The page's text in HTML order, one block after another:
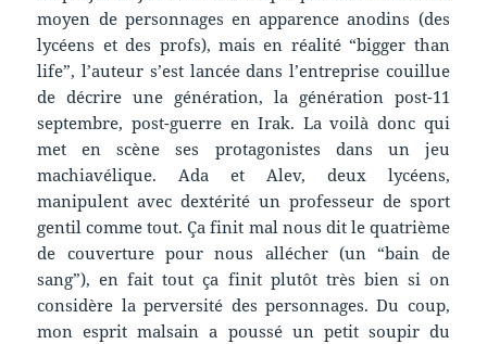
moyen de personnages en apparence anodins (des
lycéens et des profs), mais en réalité “bigger than
life”, l’auteur s’est lancée dans l’entreprise couillue
de décrire une génération, la génération post-11
septembre, post-guerre en Irak. La voilà donc qui
met en scène ses protagonistes dans un jeu
machiavélique. Ada et Alev, deux lycéens,
manipulent avec dextérité un professeur de sport
gentil comme tout. Ça finit mal nous dit le quatrième
de couverture pour nous allécher (un “bain de
sang”), en fait tout ça finit plutôt très bien si on
considère la perversité des personnages. Du coup,
mon esprit malsain a poussé un petit soupir du